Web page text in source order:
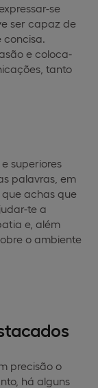
se
ser capaz de
e coloca-
tanto
superiores
palavras, em
achas que
te a
e, além
o ambiente
precisão o
há alguns